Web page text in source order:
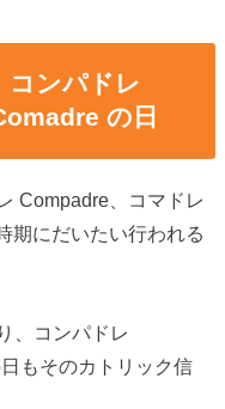
コンパドレ
の日
Compadre、コマドレ
期にだいたい行われる
、コンパドレ
もそのカトリック信